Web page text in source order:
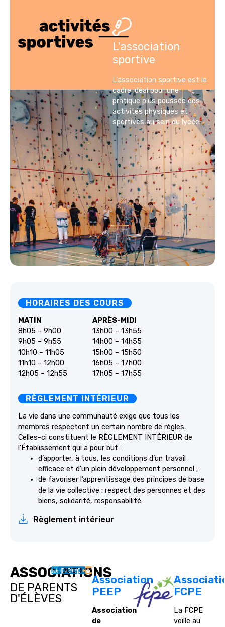
L'association
sportive
L'association sportive est le
cadre idéal pour une
pratique plus poussée des
activités physiques et
sportives au sein du lycée.
HORAIRES DES COURS
MATIN
8h05 – 9h00
9h05 – 9h55
10h10 – 11h05
11h10 – 12h00
12h05 – 12h55
APRÈS-MIDI
13h00 – 13h55
14h00 – 14h55
15h00 – 15h50
16h05 – 17h00
17h05 – 17h55
RÈGLEMENT INTÉRIEUR
La vie dans une communauté exige que tous les
membres respectent un certain nombre de règles.
Celles-ci constituent le RÈGLEMENT INTÉRIEUR de
l’Établissement qui a pour but :
d’apporter, à tous, les conditions d’un travail
efficace et d’un plein développement personnel ;
de favoriser l’apprentissage des principes de base
de la vie collective : respect des personnes et des
biens, solidarité, responsabilité.
Règlement intérieur
ASSOCIATIONS
DE PARENTS
D'ÉLÈVES
Association
PEEP
Association
de
FCPE
La FCPE
veille au